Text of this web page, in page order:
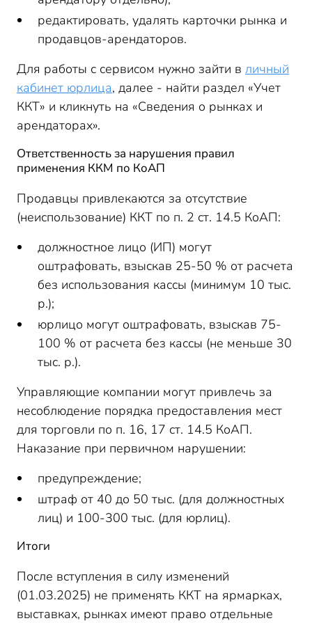
редактировать, удалять карточки рынка и
продавцов-арендаторов.
Для работы с сервисом нужно зайти в личный
кабинет юрлица, далее - найти раздел «Учет
ККТ» и кликнуть на «Сведения о рынках и
арендаторах».
Ответственность за нарушения правил
применения ККМ по КоАП
Продавцы привлекаются за отсутствие
(неиспользование) ККТ по п. 2 ст. 14.5 КоАП:
должностное лицо (ИП) могут
оштрафовать, взыскав 25-50 % от расчета
без использования кассы (минимум 10 тыс.
р.);
юрлицо могут оштрафовать, взыскав 75-
100 % от расчета без кассы (не меньше 30
тыс. р.).
Управляющие компании могут привлечь за
несоблюдение порядка предоставления мест
для торговли по п. 16, 17 ст. 14.5 КоАП.
Наказание при первичном нарушении:
предупреждение;
штраф от 40 до 50 тыс. (для должностных
лиц) и 100-300 тыс. (для юрлиц).
Итоги
После вступления в силу изменений
(01.03.2025) не применять ККТ на ярмарках,
выставках, рынках имеют право отдельные